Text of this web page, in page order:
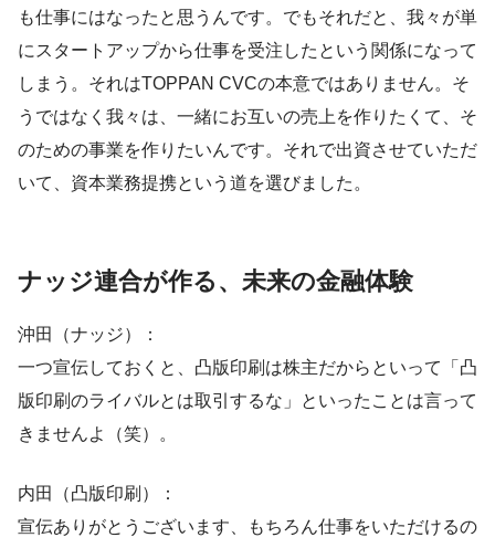
も仕事にはなったと思うんです。でもそれだと、我々が単
にスタートアップから仕事を受注したという関係になって
しまう。それはTOPPAN CVCの本意ではありません。そ
うではなく我々は、一緒にお互いの売上を作りたくて、そ
のための事業を作りたいんです。それで出資させていただ
いて、資本業務提携という道を選びました。
ナッジ連合が作る、未来の金融体験
沖田（ナッジ）：
一つ宣伝しておくと、凸版印刷は株主だからといって「凸
版印刷のライバルとは取引するな」といったことは言って
きませんよ（笑）。
内田（凸版印刷）：
宣伝ありがとうございます、もちろん仕事をいただけるの